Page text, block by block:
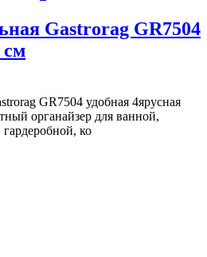
Gastrorag GR7504
см
GR7504 удобная 4ярусная
органайзер для ванной,
ко